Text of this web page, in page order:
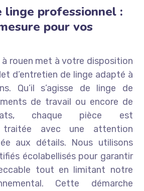
linge professionnel :
pour vos
à rouen met à votre disposition
d’entretien de linge adapté à
Qu’il s’agisse de linge de
de travail ou encore de
chaque pièce est
traitée avec une attention
aux détails. Nous utilisons
écolabellisés pour garantir
tout en limitant notre
Cette démarche